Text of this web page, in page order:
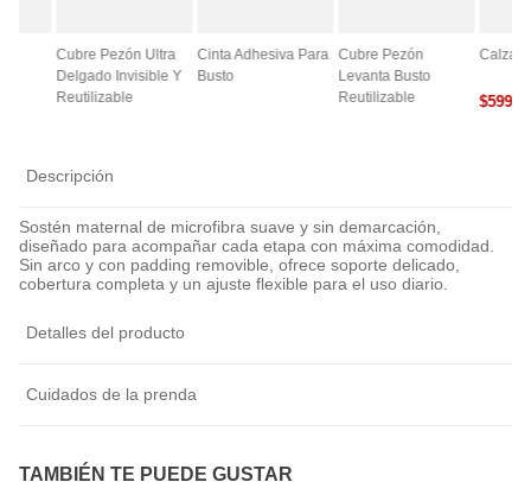
Cubre Pezón Ultra
Delgado Invisible Y
Reutilizable
Cinta Adhesiva Para
Busto
Cubre Pezón
Levanta Busto
Reutilizable
Calza
$5990
Descripción
Sostén maternal de microfibra suave y sin demarcación,
diseñado para acompañar cada etapa con máxima comodidad.
Sin arco y con padding removible, ofrece soporte delicado,
cobertura completa y un ajuste flexible para el uso diario.
Detalles del producto
Cuidados de la prenda
TAMBIÉN TE PUEDE GUSTAR